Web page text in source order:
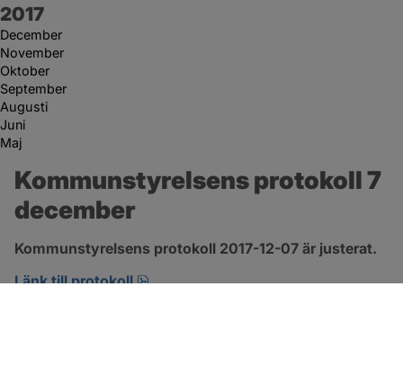
År:
2017
December
November
Oktober
September
Augusti
Juni
Maj
Kommunstyrelsens protokoll 7
december
Kommunstyrelsens protokoll 2017-12-07 är justerat.
Länk till protokoll
pdf, 123.1 kB, öppnas i nytt fönster.